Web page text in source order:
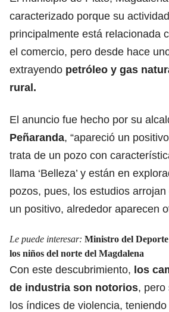
caracterizado porque su
principalmente está relacionada
el comercio, pero desde hace
extrayendo petróleo y gas
rural.
El anuncio fue hecho por su
Peñaranda, “apareció un
trata de un pozo con
llama ‘Belleza’ y están en
pozos, pues, los estudios
un positivo, alrededor aparecen
Le puede interesar: Ministro del
los niños del norte del Magdalena
Con este descubrimiento, los
de industria son notorios, pero
los índices de violencia,